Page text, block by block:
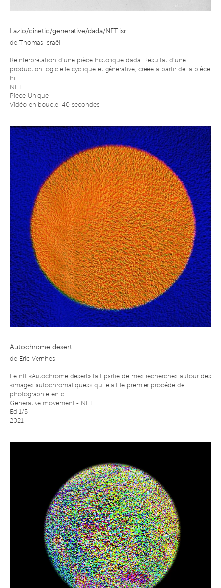
Lazlo/cinetic/generative/dada/NFT.isr
de Thomas Israël
Réinterprétation d’une pièce historique dada. Résultat d’une
production logicielle cyclique et générative, créée à partir de la pièce
hi...
NFT
Pièce Unique
Vidéo en boucle, 40 secondes
Autochrome desert
de Eric Vernhes
Le nft «Autochrome desert» fait partie de mes recherches autour des
«images autochromatiques» qui était le premier procédé de
photographie en c...
Generative movement - NFT
Ed.1/5
2021